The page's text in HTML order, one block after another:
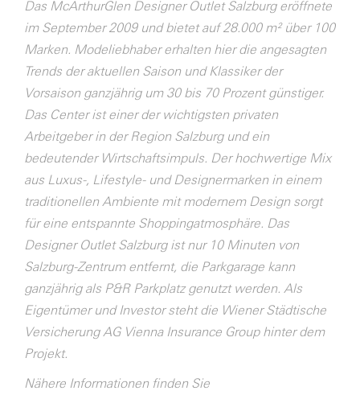
Das McArthurGlen Designer Outlet Salzburg eröffnete
im September 2009 und bietet auf 28.000 m² über 100
Marken. Modeliebhaber erhalten hier die angesagten
Trends der aktuellen Saison und Klassiker der
Vorsaison ganzjährig um 30 bis 70 Prozent günstiger.
Das Center ist einer der wichtigsten privaten
Arbeitgeber in der Region Salzburg und ein
bedeutender Wirtschaftsimpuls. Der hochwertige Mix
aus Luxus-, Lifestyle- und Designermarken in einem
traditionellen Ambiente mit modernem Design sorgt
für eine entspannte Shoppingatmosphäre. Das
Designer Outlet Salzburg ist nur 10 Minuten von
Salzburg-Zentrum entfernt, die Parkgarage kann
ganzjährig als P&R Parkplatz genutzt werden. Als
Eigentümer und Investor steht die Wiener Städtische
Versicherung AG Vienna Insurance Group hinter dem
Projekt.
Nähere Informationen finden Sie